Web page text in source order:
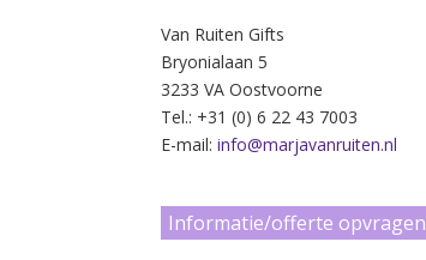
Van Ruiten Gifts
Bryonialaan 5
3233 VA Oostvoorne
Tel.: +31 (0) 6 22 43 7003
E-mail:info@marjavanruiten.nl
Informatie/offerte opvragen